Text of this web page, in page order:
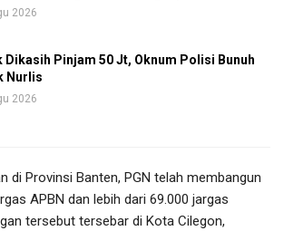
2026
Dikasih Pinjam 50 Jt, Oknum Polisi Bunuh
Nurlis
2026
di Provinsi Banten, PGN telah membangun
APBN dan lebih dari 69.000 jargas
tersebut tersebar di Kota Cilegon,